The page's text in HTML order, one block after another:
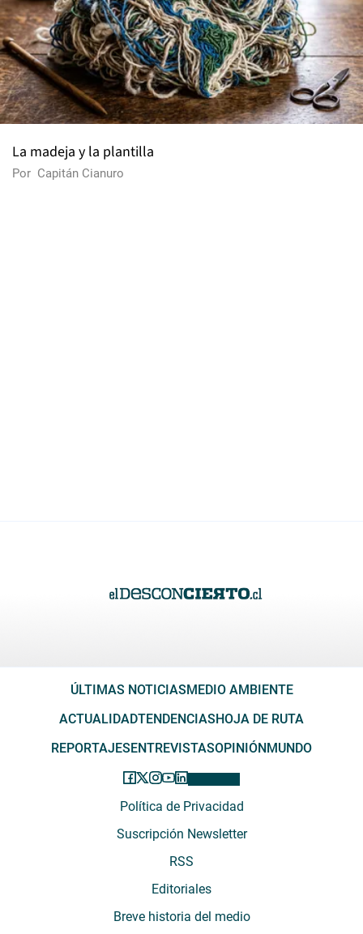
La madeja y la plantilla
Por Capitán Cianuro
ÚLTIMAS NOTICIASMEDIO AMBIENTE
ACTUALIDADTENDENCIASHOJA DE RUTA
REPORTAJESENTREVISTASOPINIÓNMUNDO
Política de Privacidad
Suscripción Newsletter
RSS
Editoriales
Breve historia del medio